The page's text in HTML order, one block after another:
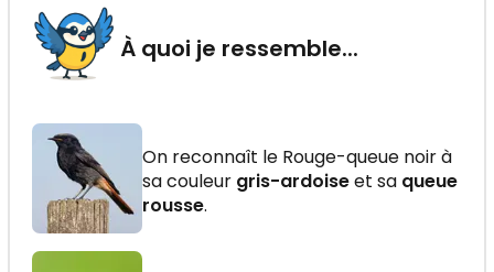
À quoi je ressemble...
On reconnaît le Rouge-queue noir à
sa couleur gris-ardoiseet sa queue
rousse.